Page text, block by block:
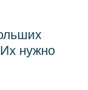
нужно